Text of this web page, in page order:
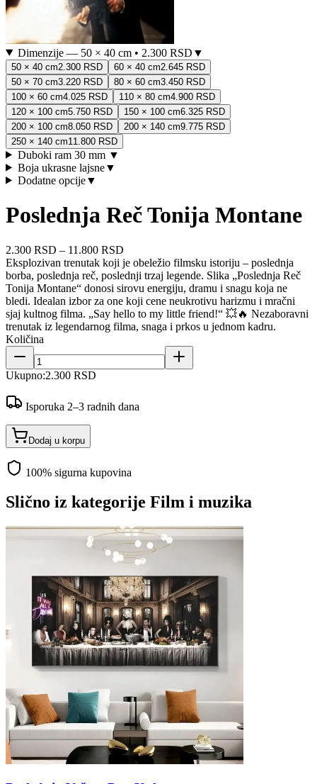
Dimenzije — 50 × 40 cm• 2.300 RSD ▼
50 × 40 cm2.300 RSD 60 × 40 cm2.645 RSD
50 × 70 cm3.220 RSD 80 × 60 cm3.450 RSD
100 × 60 cm4.025 RSD 110 × 80 cm4.900 RSD
120 × 100 cm5.750 RSD 150 × 100 cm6.325 RSD
200 × 100 cm8.050 RSD 200 × 140 cm9.775 RSD
250 × 140 cm11.800 RSD
Duboki ram 30 mm ▼
Boja ukrasne lajsne▼
Dodatne opcije▼
Poslednja Reč Tonija Montane
2.300 RSD – 11.800 RSD
Eksplozivan trenutak koji je obeležio filmsku istoriju – poslednja
borba, poslednja reč, poslednji trzaj legende. Slika „Poslednja Reč
Tonija Montane“ donosi sirovu energiju, dramu i snagu koja ne
bledi. Idealan izbor za one koji cene neukrotivu harizmu i mračni
sjaj kultnog filma. „Say hello to my little friend!“ 💥🔥 Nezaboravni
trenutak iz legendarnog filma, snaga i prkos u jednom kadru.
Količina
Ukupno:2.300 RSD
Isporuka 2–3 radnih dana
Dodaj u korpu
100% sigurna kupovina
Slično iz kategorije Film i muzika